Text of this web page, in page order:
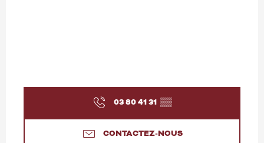
03 80 41 31 ▒▒
CONTACTEZ-NOUS